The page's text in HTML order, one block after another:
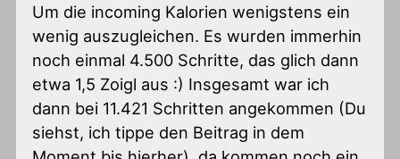
Um die incoming Kalorien wenigstens ein
wenig auszugleichen. Es wurden immerhin
noch einmal 4.500 Schritte, das glich dann
etwa 1,5 Zoigl aus :) Insgesamt war ich
dann bei 11.421 Schritten angekommen (Du
siehst, ich tippe den Beitrag in dem